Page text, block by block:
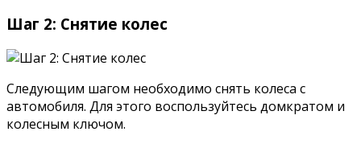
Шаг 2: Снятие колес
Следующим шагом необходимо снять колеса с
автомобиля. Для этого воспользуйтесь домкратом и
колесным ключом.